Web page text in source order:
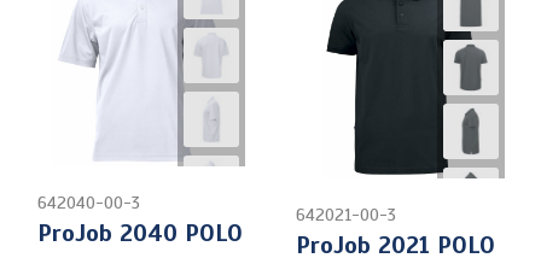
642040-00-3
ProJob 2040 POLO
642021-00-3
ProJob 2021 POLO